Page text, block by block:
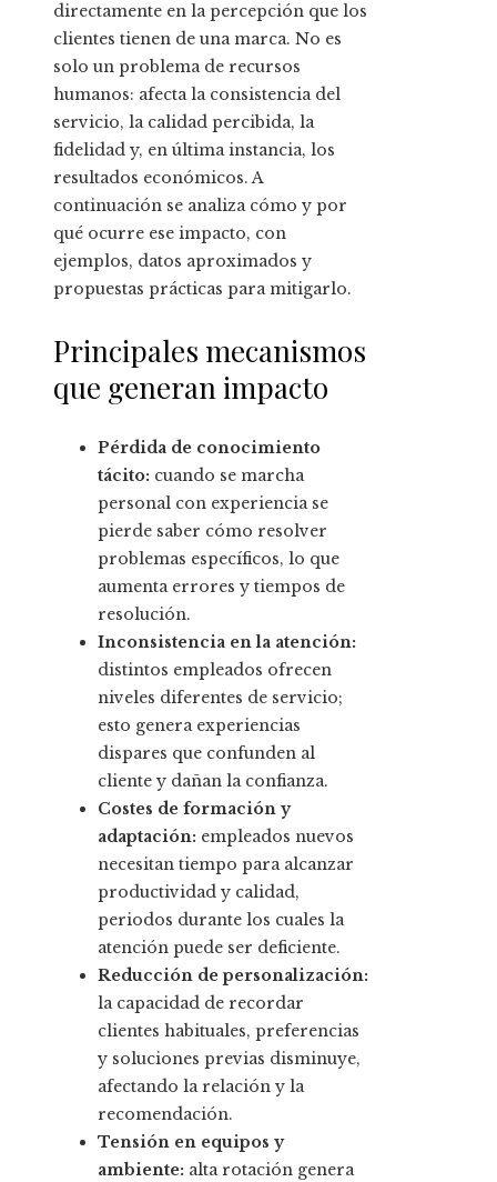
directamente en la percepción que los
clientes tienen de una marca. No es
solo un problema de recursos
humanos: afecta la consistencia del
servicio, la calidad percibida, la
fidelidad y, en última instancia, los
resultados económicos. A
continuación se analiza cómo y por
qué ocurre ese impacto, con
ejemplos, datos aproximados y
propuestas prácticas para mitigarlo.
Principales mecanismos
que generan impacto
Pérdida de conocimiento
tácito: cuando se marcha
personal con experiencia se
pierde saber cómo resolver
problemas específicos, lo que
aumenta errores y tiempos de
resolución.
Inconsistencia en la atención:
distintos empleados ofrecen
niveles diferentes de servicio;
esto genera experiencias
dispares que confunden al
cliente y dañan la confianza.
Costes de formación y
adaptación: empleados nuevos
necesitan tiempo para alcanzar
productividad y calidad,
periodos durante los cuales la
atención puede ser deficiente.
Reducción de personalización:
la capacidad de recordar
clientes habituales, preferencias
y soluciones previas disminuye,
afectando la relación y la
recomendación.
Tensión en equipos y
ambiente: alta rotación genera